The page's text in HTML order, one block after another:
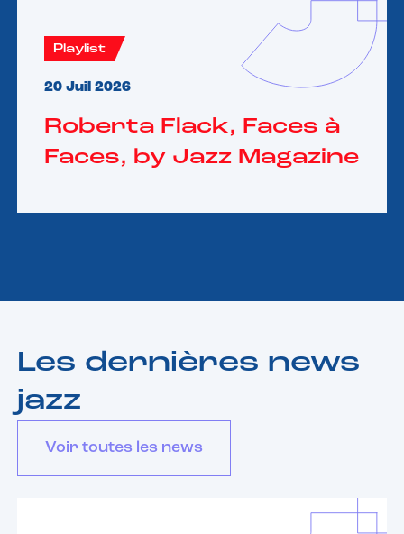
Playlist
20 Juil 2026
Roberta Flack, Faces à
Faces, by Jazz Magazine
Les dernières news
jazz
Voir toutes les news